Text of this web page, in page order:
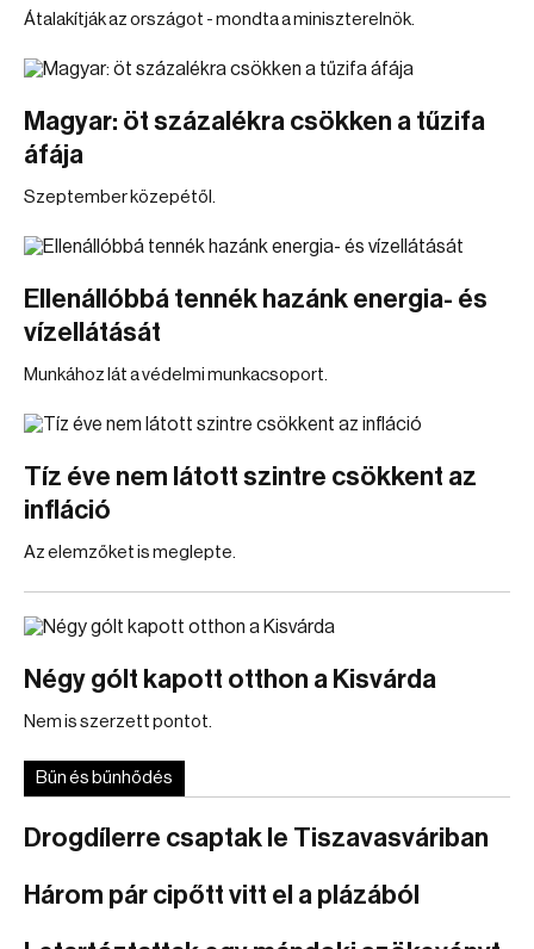
Átalakítják az országot - mondta a miniszterelnök.
Magyar: öt százalékra csökken a tűzifa
áfája
Szeptember közepétől.
Ellenállóbbá tennék hazánk energia- és
vízellátását
Munkához lát a védelmi munkacsoport.
Tíz éve nem látott szintre csökkent az
infláció
Az elemzőket is meglepte.
Négy gólt kapott otthon a Kisvárda
Nem is szerzett pontot.
Bűn és bűnhődés
Drogdílerre csaptak le Tiszavasváriban
Három pár cipőtt vitt el a plázából